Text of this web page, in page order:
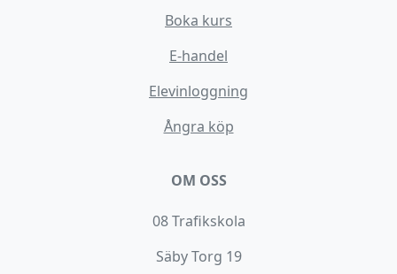
Boka kurs
E-handel
Elevinloggning
Ångra köp
OM OSS
08 Trafikskola
Säby Torg 19